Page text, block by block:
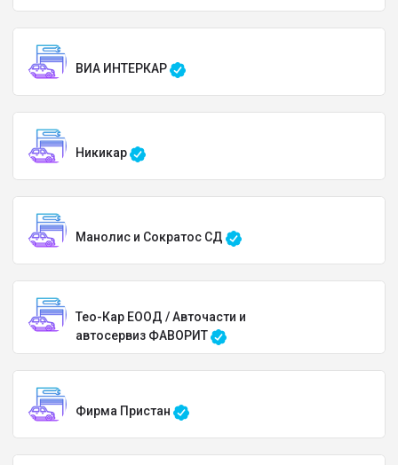
ВИА ИНТЕРКАР
Никикар
Манолис и Сократос СД
Тео-Кар ЕООД / Авточасти и
автосервиз ФАВОРИТ
Фирма Пристан